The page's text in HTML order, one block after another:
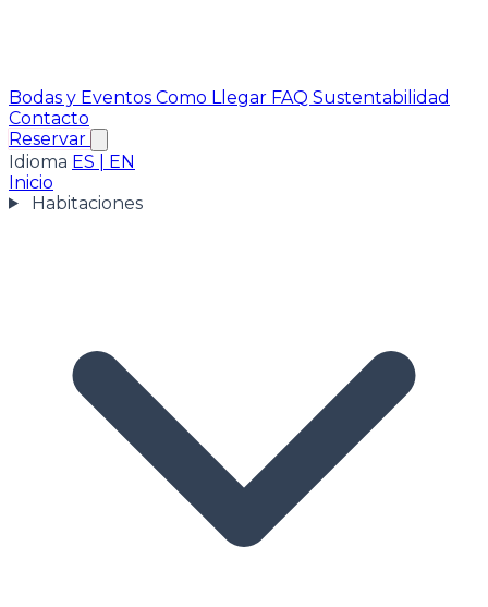
Bodas y Eventos Como Llegar FAQ Sustentabilidad
Contacto
Reservar
Idioma ES
EN
Inicio
Habitaciones